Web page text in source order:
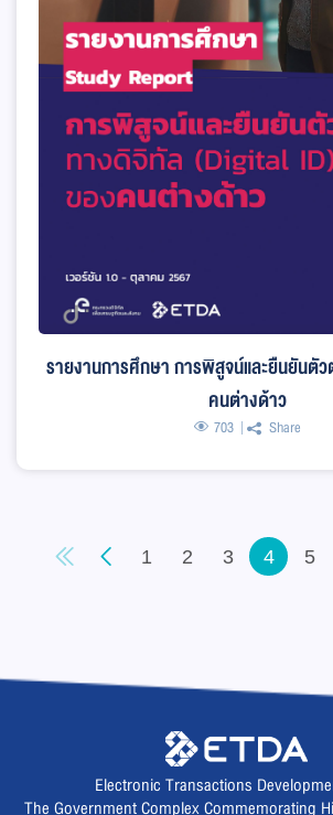
รายงานการศึกษา การพิสูจน์และยืนยันตั
คนต่างด้าว
703 Share
1 2 3 4 5
Electronic Transactions
The Government Complex Commemorating